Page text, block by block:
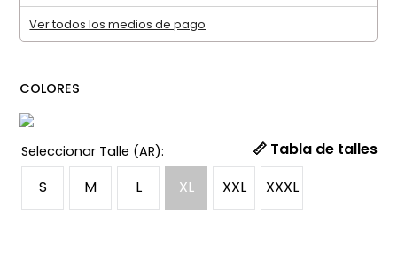
Ver todos los medios de pago
COLORES
S L
M XL XXL XXXL
📏 Tabla de talles